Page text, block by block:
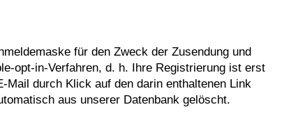
für den Zweck der Zusendung und
opt-in-Verfahren, d. h. Ihre Registrierung ist erst
Mail durch Klick auf den darin enthaltenen Link
aus unserer Datenbank gelöscht.